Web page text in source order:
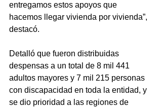
entregamos estos apoyos que
hacemos llegar vivienda por vivienda”,
destacó.
Detalló que fueron distribuidas
despensas a un total de 8 mil 441
adultos mayores y 7 mil 215 personas
con discapacidad en toda la entidad, y
se dio prioridad a las regiones de